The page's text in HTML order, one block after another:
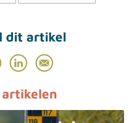
dit artikel